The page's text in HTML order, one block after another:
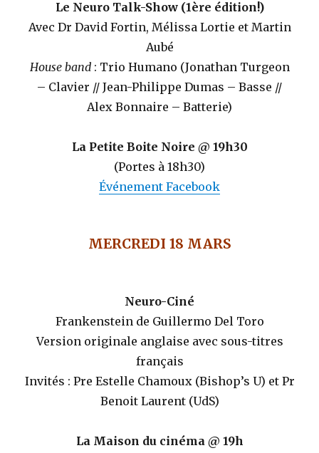
Le Neuro Talk-Show (1ère édition!)
Avec Dr David Fortin, Mélissa Lortie et Martin
Aubé
House band : Trio Humano (Jonathan Turgeon
– Clavier // Jean-Philippe Dumas – Basse //
Alex Bonnaire – Batterie)
La Petite Boite Noire @ 19h30
(Portes à 18h30)
Événement Facebook
MERCREDI 18 MARS
Neuro-Ciné
Frankenstein de Guillermo Del Toro
Version originale anglaise avec sous-titres
français
Invités : Pre Estelle Chamoux (Bishop’s U) et Pr
Benoit Laurent (UdS)
La Maison du cinéma @ 19h